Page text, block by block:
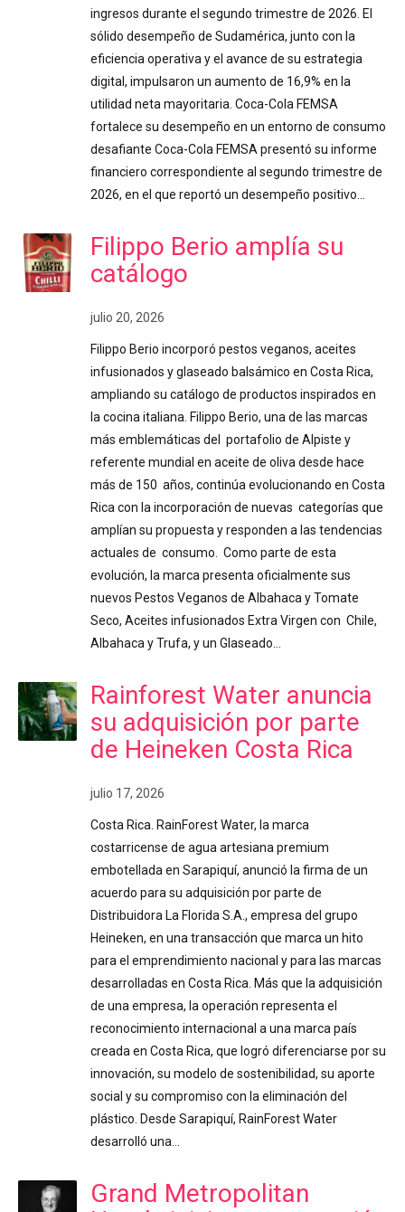
ingresos durante el segundo trimestre de 2026. El
sólido desempeño de Sudamérica, junto con la
eficiencia operativa y el avance de su estrategia
digital, impulsaron un aumento de 16,9% en la
utilidad neta mayoritaria. Coca-Cola FEMSA
fortalece su desempeño en un entorno de consumo
desafiante Coca-Cola FEMSA presentó su informe
financiero correspondiente al segundo trimestre de
2026, en el que reportó un desempeño positivo…
Filippo Berio amplía su
catálogo
julio 20, 2026
Filippo Berio incorporó pestos veganos, aceites
infusionados y glaseado balsámico en Costa Rica,
ampliando su catálogo de productos inspirados en
la cocina italiana. Filippo Berio, una de las marcas
más emblemáticas del portafolio de Alpiste y
referente mundial en aceite de oliva desde hace
más de 150 años, continúa evolucionando en Costa
Rica con la incorporación de nuevas categorías que
amplían su propuesta y responden a las tendencias
actuales de consumo. Como parte de esta
evolución, la marca presenta oficialmente sus
nuevos Pestos Veganos de Albahaca y Tomate
Seco, Aceites infusionados Extra Virgen con Chile,
Albahaca y Trufa, y un Glaseado…
Rainforest Water anuncia
su adquisición por parte
de Heineken Costa Rica
julio 17, 2026
Costa Rica. RainForest Water, la marca
costarricense de agua artesiana premium
embotellada en Sarapiquí, anunció la firma de un
acuerdo para su adquisición por parte de
Distribuidora La Florida S.A., empresa del grupo
Heineken, en una transacción que marca un hito
para el emprendimiento nacional y para las marcas
desarrolladas en Costa Rica. Más que la adquisición
de una empresa, la operación representa el
reconocimiento internacional a una marca país
creada en Costa Rica, que logró diferenciarse por su
innovación, su modelo de sostenibilidad, su aporte
social y su compromiso con la eliminación del
plástico. Desde Sarapiquí, RainForest Water
desarrolló una…
Grand Metropolitan